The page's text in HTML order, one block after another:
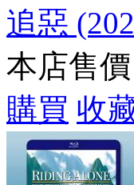
追惡
本店售價
購買 收